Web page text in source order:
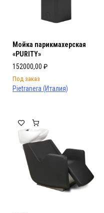
Мойка парикмахерская
«PURITY»
152000,00 ₽
Под заказ
Pietranera (Италия)